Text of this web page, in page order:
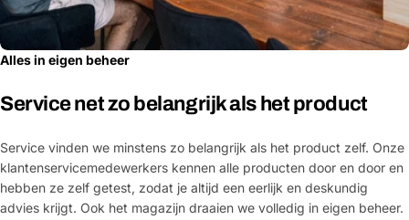
Alles in eigen beheer
Service net zo belangrijk als het product
Service vinden we minstens zo belangrijk als het product zelf. Onze
klantenservicemedewerkers kennen alle producten door en door en
hebben ze zelf getest, zodat je altijd een eerlijk en deskundig
advies krijgt. Ook het magazijn draaien we volledig in eigen beheer.